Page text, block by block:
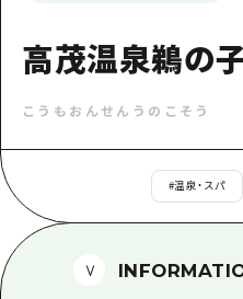
定番
自然
山口県東部
弾丸
日帰り
半日
2泊3日
愛媛県
島根県
お得な周遊
観光案内所
広島県を訪
事業者・学校関
高茂温泉鵜の
こうもおんせんうのこそう
#温泉・スパ